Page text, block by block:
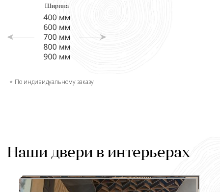
По индивидуальному заказу
Наши двери в интерьерах